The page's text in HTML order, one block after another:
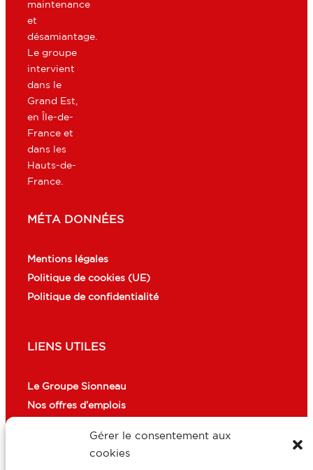
Gérer le consentement aux
cookies
maintenance
et
désamiantage.
Le groupe
intervient
dans le
Grand Est,
en Île-de-
France et
dans les
Hauts-de-
France.
MÉTA DONNÉES
Mentions légales
Politique de cookies (UE)
Politique de confidentialité
LIENS UTILES
Le Groupe Sionneau
Nos offres d’emplois